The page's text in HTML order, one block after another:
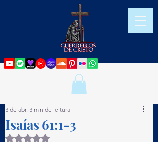
Isaías 61:1-3
3 de abr. 3 min de leitura
Avaliado com NaN de 5 estrelas.